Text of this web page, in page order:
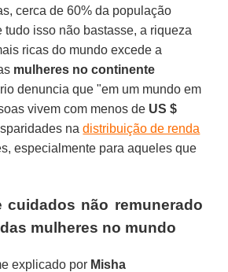
cerca de 60% da população
tudo isso não bastasse, a riqueza
ricas do mundo excede a
mulheres no continente
denuncia que "em um mundo em
vivem com menos de US $
nadistribuição de renda
especialmente para aqueles que
cuidados não remunerado
mulheres no mundo
explicado por Misha